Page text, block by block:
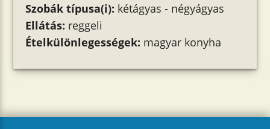
Szobák típusa(i): kétágyas - négyágyas
Ellátás: reggeli
Ételkülönlegességek: magyar konyha